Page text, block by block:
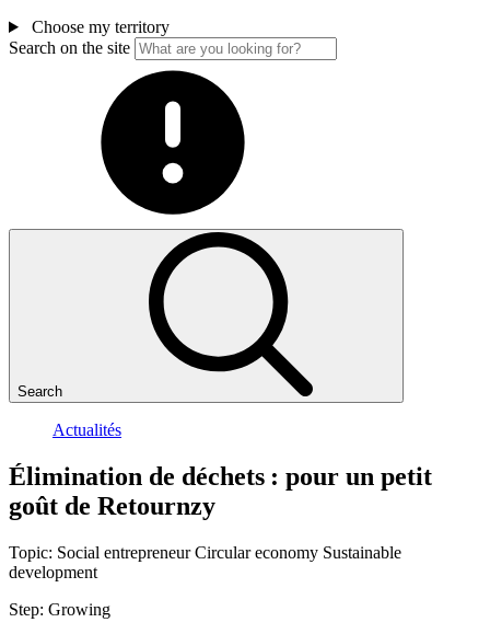
Choose my territory
Search on the site
Search
Actualités
Élimination de déchets : pour un petit
goût de Retournzy
Topic: Social entrepreneurCircular economy Sustainable
development
Step: Growing